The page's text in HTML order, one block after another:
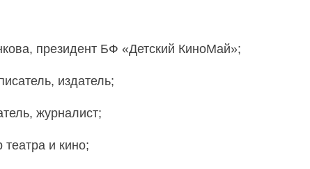
президент БФ «Детский КиноМай»;
издатель;
журналист;
и кино;